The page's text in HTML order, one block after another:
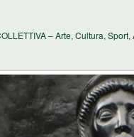
– Arte, Cultura,